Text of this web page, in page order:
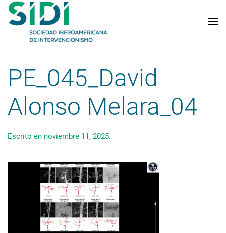
Skip to main content
PE_045_David
Alonso Melara_04
Escrito en noviembre 11, 2025.